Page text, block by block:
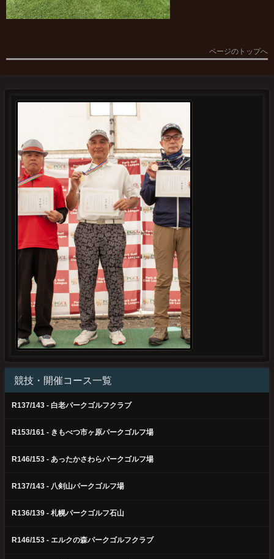
ページのトップへ
競技・開催コース一覧
R137/143 - 白老パークゴルフクラブ
R153/161 - きもべつ市ヶ原パークゴルフ場
R146/153 - あったかさわらパークゴルフ場
R137/143 - 八剣山パークゴルフ場
R136/139 - 札幌パークゴルフ石山
R146/153 - エルクの森パークゴルフクラブ